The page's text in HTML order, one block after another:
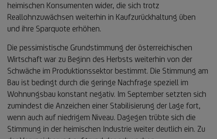
heimischen Konsumenten wider, die sich trotz
Reallohnzuwächsen weiterhin in Kaufzurückhaltung üben
und ihre Sparquote erhöhen.
Die pessimistische Grundstimmung der österreichischen
Wirtschaft war zu Beginn des Herbsts weiterhin von der
Schwäche im Produktionssektor bestimmt. Die Stimmung am
Bau ist bedingt durch die geringe Nachfrage speziell im
Wohnungsbau konstant negativ. Im September setzten sich
zumindest die Anzeichen einer Stabilisierung der Lage fort,
wenn auch auf niedrigem Niveau. Dagegen trübte sich die
Stimmung in der heimischen Industrie weiter deutlich ein. Zu